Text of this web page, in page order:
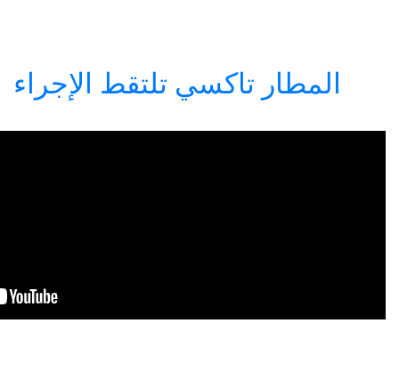
تلتقط الإجراء